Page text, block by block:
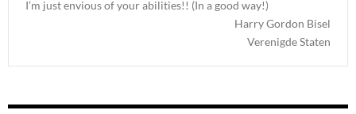
I’m just envious of your abilities!! (In a good way!)
Harry Gordon Bisel
Verenigde Staten